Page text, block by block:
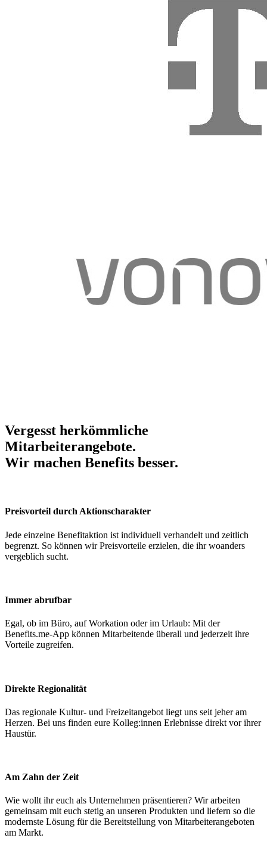
Vergesst herkömmliche
Mitarbeiterangebote.
Wir machen Benefits besser.
Preisvorteil durch Aktionscharakter
Jede einzelne Benefitaktion ist individuell verhandelt und zeitlich
begrenzt. So können wir Preisvorteile erzielen, die ihr woanders
vergeblich sucht.
Immer abrufbar
Egal, ob im Büro, auf Workation oder im Urlaub: Mit der
Benefits.me-App können Mitarbeitende überall und jederzeit ihre
Vorteile zugreifen.
Direkte Regionalität
Das regionale Kultur- und Freizeitangebot liegt uns seit jeher am
Herzen. Bei uns finden eure Kolleg:innen Erlebnisse direkt vor ihrer
Haustür.
Am Zahn der Zeit
Wie wollt ihr euch als Unternehmen präsentieren? Wir arbeiten
gemeinsam mit euch stetig an unseren Produkten und liefern so die
modernste Lösung für die Bereitstellung von Mitarbeiterangeboten
am Markt.